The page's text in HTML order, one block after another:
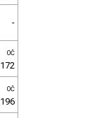
-
OČ
172
OČ
196